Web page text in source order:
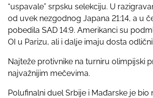
“uspavale” srpsku selekciju. U
od uvek nezgodnog Japana 21:14, a u
pobedila SAD 14:9. Amerikanci su
OI u Parizu, ali i dalje imaju dosta
Najteže protivnike na turniru olimpijski
najvažnijim mečevima.
Polufinalni duel Srbije i Mađarske je bio